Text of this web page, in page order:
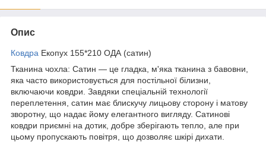
Опис
Ковдра Екопух 155*210 ОДА (сатин)
Тканина чохла: Сатин — це гладка, м'яка тканина з бавовни,
яка часто використовується для постільної білизни,
включаючи ковдри. Завдяки спеціальній технології
переплетення, сатин має блискучу лицьову сторону і матову
зворотну, що надає йому елегантного вигляду. Сатинові
ковдри приємні на дотик, добре зберігають тепло, але при
цьому пропускають повітря, що дозволяє шкірі дихати.